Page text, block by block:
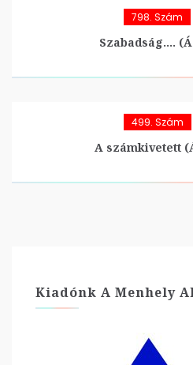
798. Szám
Szabadság….
499. Szám
A számkivetett
Kiadónk A Menhely